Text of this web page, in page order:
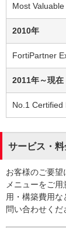
Most
2010年
FortiPartner
2011年～現在
No.1 Certified
サービス・
お客様のご要望
メニューをご
用・構築費用
問い合わせくだ